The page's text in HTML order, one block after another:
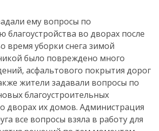
ему вопросы по
благоустройства во дворах после
время уборки снега зимой
было повреждено много
асфальтового покрытия дорог
жители задавали вопросы по
благоустроительных
дворах их домов. Администрация
все вопросы взяла в работу для